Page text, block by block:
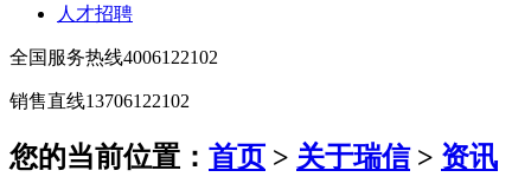
人才招聘
全国服务热线4006122102
销售直线13706122102
您的当前位置： 首页 > 关于瑞信> 资讯